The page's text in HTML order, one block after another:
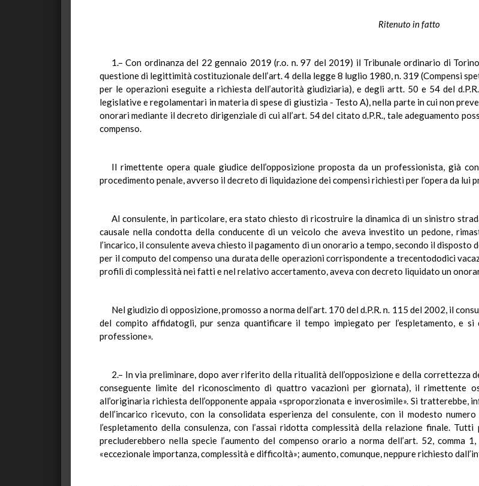
Ritenuto in fatto
1.– Con ordinanza del 22 gennaio 2019 (r.o. n. 97 del 2019) il Tribunale ordinario di
questione di legittimità costituzionale dell’art. 4 della legge 8 luglio 1980, n. 319 (Compensi
per le operazioni eseguite a richiesta dell’autorità giudiziaria), e degli artt. 50 e 54 del
legislative e regolamentari in materia di spese di giustizia - Testo A), nella parte in cui non
onorari mediante il decreto dirigenziale di cui all’art. 54 del citato d.P.R., tale adeguamento
compenso.
Il rimettente opera quale giudice dell’opposizione proposta da un professionista, già
procedimento penale, avverso il decreto di liquidazione dei compensi richiesti per l’opera da lui
Al consulente, in particolare, era stato chiesto di ricostruire la dinamica di un sinistro
causale nella condotta della conducente di un veicolo che aveva investito un pedone,
l’incarico, il consulente aveva chiesto il pagamento di un onorario a tempo, secondo il disposto
per il computo del compenso una durata delle operazioni corrispondente a trecentododici
profili di complessità nei fatti e nel relativo accertamento, aveva con decreto liquidato un
Nel giudizio di opposizione, promosso a norma dell’art. 170 del d.P.R. n. 115 del 2002, il
del compito affidatogli, pur senza quantificare il tempo impiegato per l’espletamento, e
professione».
2.– In via preliminare, dopo aver riferito della ritualità dell’opposizione e della correttezza
conseguente limite del riconoscimento di quattro vacazioni per giornata), il rimettente
all’originaria richiesta dell’opponente appaia «sproporzionata e inverosimile». Si
dell’incarico ricevuto, con la consolidata esperienza del consulente, con il modesto
l’espletamento della consulenza, con l’assai ridotta complessità della relazione finale.
precluderebbero nella specie l’aumento del compenso orario a norma dell’art. 52, comma
«eccezionale importanza, complessità e difficoltà»; aumento, comunque, neppure richiesto